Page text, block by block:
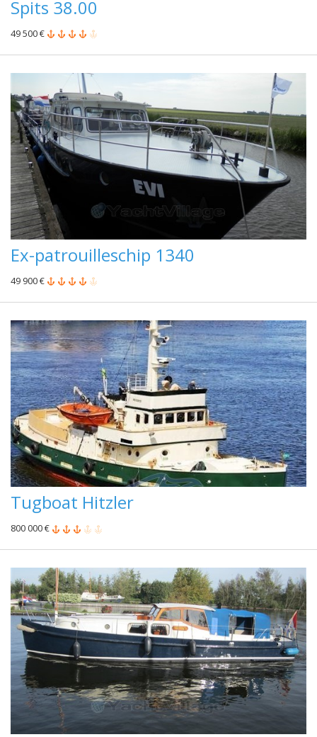
Spits 38.00
49 500 €
Ex-patrouilleschip 1340
49 900 €
Tugboat Hitzler
800 000 €